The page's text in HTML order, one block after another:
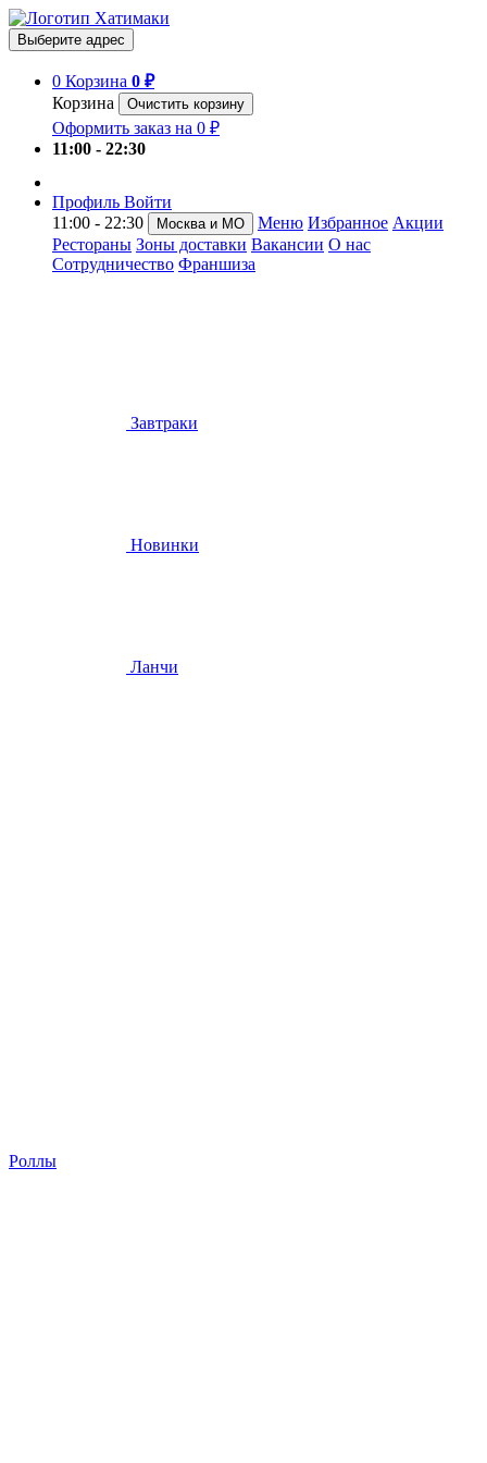
Выберите адрес
0 Корзина 0 ₽
Корзина
Очистить корзину
Оформить заказ на 0 ₽
11:00 - 22:30
Профиль Войти
11:00 - 22:30
Москва и МО Меню Избранное Акции
Рестораны Зоны доставки Вакансии О нас
Сотрудничество Франшиза
Завтраки
Новинки
Ланчи
Роллы